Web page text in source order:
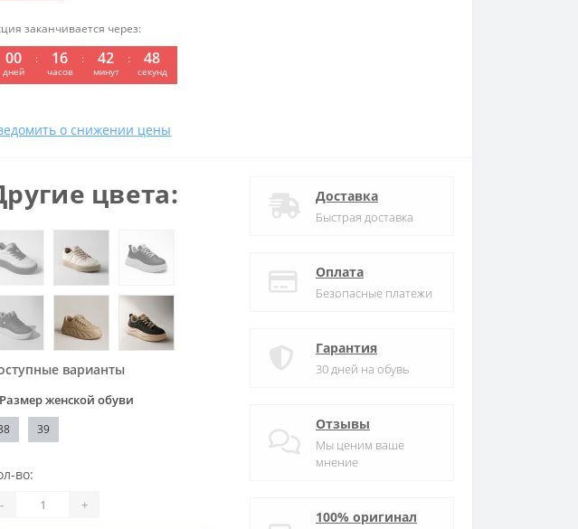
заканчивается через:
00
дней
16
часов
42
минут
47
секунд
о снижении цены
цвета:
варианты
Размер женской обуви
39
во:
- +
Доставка
Быстрая доставка
Оплата
Безопасные платежи
Гарантия
30 дней на обувь
Отзывы
Мы ценим ваше
мнение
100% оригинал